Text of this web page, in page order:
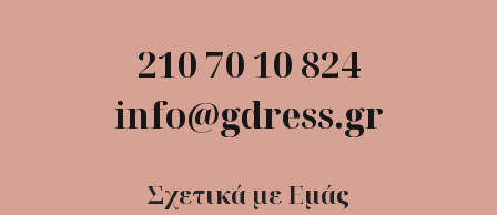
210 70 10 824
info@gdress.gr
Σχετικά με Εμάς